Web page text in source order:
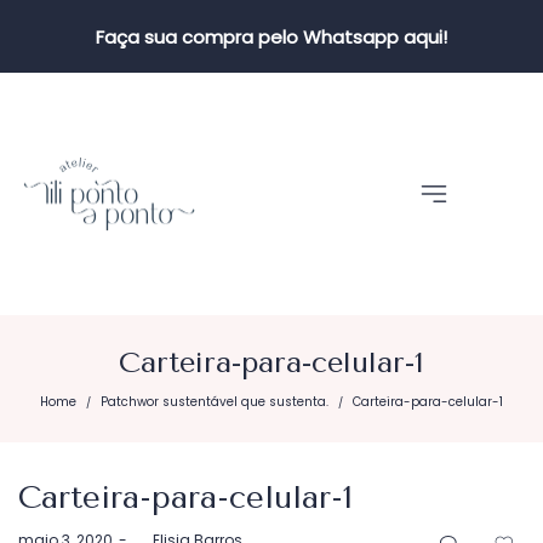
Faça sua compra pelo Whatsapp aqui!
Carteira-para-celular-1
Home / Patchwor sustentável que sustenta. / Carteira-para-celular-1
Carteira-para-celular-1
Postado